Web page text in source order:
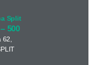
Split
500
62,